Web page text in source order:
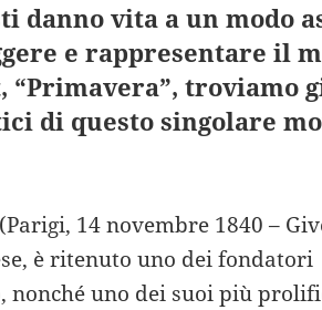
danno vita a un modo
e rappresentare il
“Primavera”, troviamo
di questo singolare
(Parigi, 14 novembre 1840 –
è ritenuto uno dei fondatori
nonché uno dei suoi più